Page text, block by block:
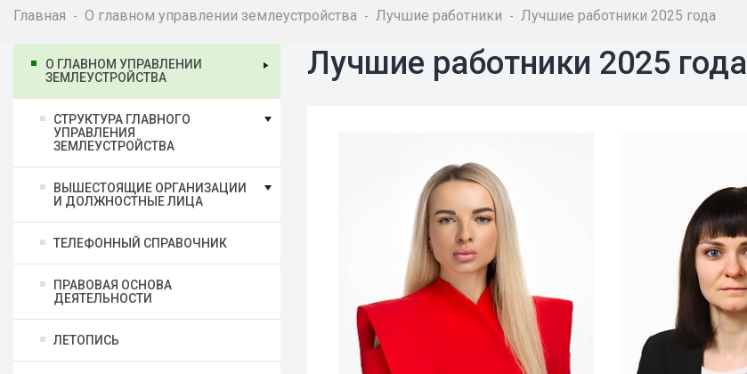
Главная - О главном управлении землеустройства - Лучшие работники - Лучшие работники 2025 года
О ГЛАВНОМ УПРАВЛЕНИИ
ЗЕМЛЕУСТРОЙСТВА
СТРУКТУРА ГЛАВНОГО
УПРАВЛЕНИЯ
ЗЕМЛЕУСТРОЙСТВА
ВЫШЕСТОЯЩИЕ ОРГАНИЗАЦИИ
И ДОЛЖНОСТНЫЕ ЛИЦА
ТЕЛЕФОННЫЙ СПРАВОЧНИК
ПРАВОВАЯ ОСНОВА
ДЕЯТЕЛЬНОСТИ
ЛЕТОПИСЬ
Лучшие работники 2025 года